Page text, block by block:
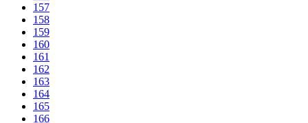
157
158
159
160
161
162
163
164
165
166